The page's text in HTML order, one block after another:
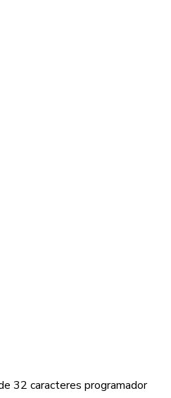
32 caracteres programador